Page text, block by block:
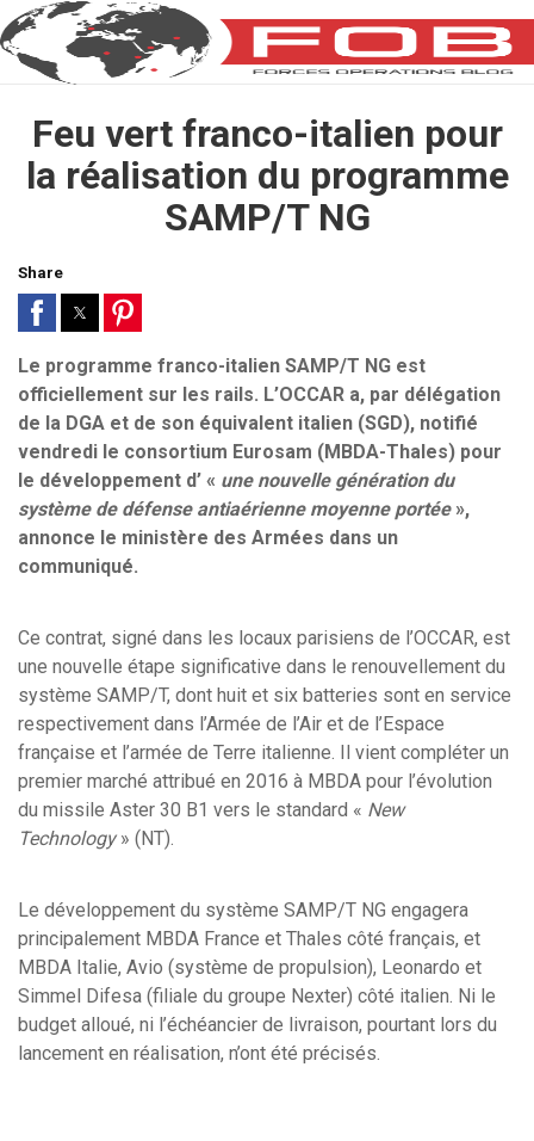
Feu vert franco-italien pour
la réalisation du programme
SAMP/T NG
Share
Le programme franco-italien SAMP/T NG est
officiellement sur les rails. L’OCCAR a, par délégation
de la DGA et de son équivalent italien (SGD), notifié
vendredi le consortium Eurosam (MBDA-Thales) pour
le développement d’ « une nouvelle génération du
système de défense antiaérienne moyenne portée»,
annonce le ministère des Armées dans un
communiqué.
Ce contrat, signé dans les locaux parisiens de l’OCCAR, est
une nouvelle étape significative dans le renouvellement du
système SAMP/T, dont huit et six batteries sont en service
respectivement dans l’Armée de l’Air et de l’Espace
française et l’armée de Terre italienne. Il vient compléter un
premier marché attribué en 2016 à MBDA pour l’évolution
du missile Aster 30 B1 vers le standard « New
Technology» (NT).
Le développement du système SAMP/T NG engagera
principalement MBDA France et Thales côté français, et
MBDA Italie, Avio (système de propulsion), Leonardo et
Simmel Difesa (filiale du groupe Nexter) côté italien. Ni le
budget alloué, ni l’échéancier de livraison, pourtant lors du
lancement en réalisation, n’ont été précisés.